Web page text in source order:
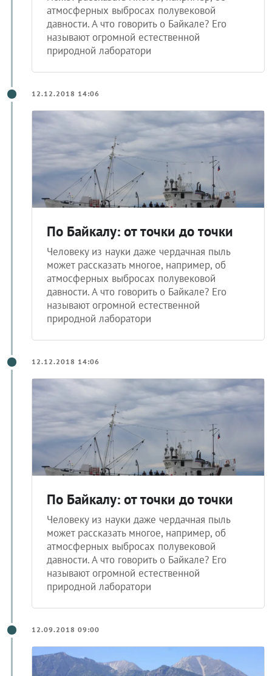
атмосферных выбросах полувековой
давности. А что говорить о Байкале? Его
называют огромной естественной
природной лаборатори
12.12.2018 14:06
По Байкалу: от точки до точки
Человеку из науки даже чердачная пыль
может рассказать многое, например, об
атмосферных выбросах полувековой
давности. А что говорить о Байкале? Его
называют огромной естественной
природной лаборатори
12.12.2018 14:06
По Байкалу: от точки до точки
Человеку из науки даже чердачная пыль
может рассказать многое, например, об
атмосферных выбросах полувековой
давности. А что говорить о Байкале? Его
называют огромной естественной
природной лаборатори
12.09.2018 09:00